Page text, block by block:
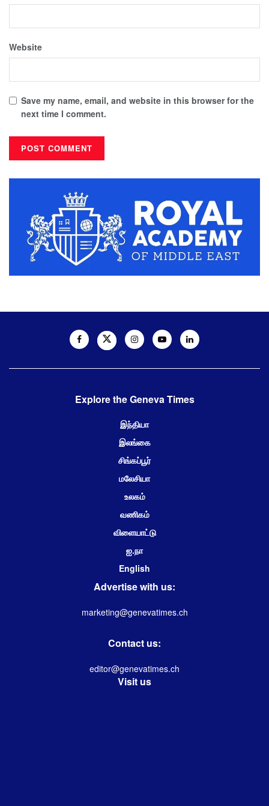
Website
Save my name, email, and website in this browser for the
next time I comment.
Explore the Geneva Times
இந்தியா
இலங்கை
சிங்கப்பூர்
மலேசியா
உலகம்
வணிகம்
விளையாட்டு
ஐ.நா
English
Advertise with us:
marketing@genevatimes.ch
Contact us:
editor@genevatimes.ch
Visit us